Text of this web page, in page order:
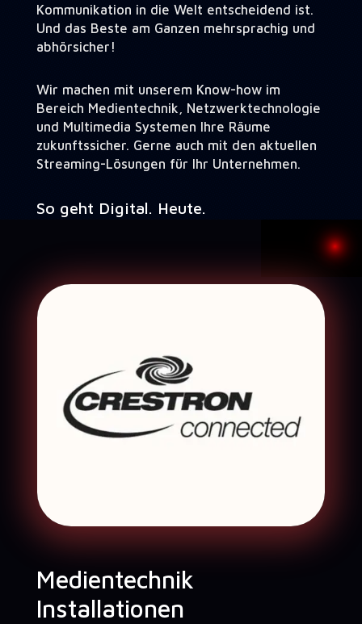
Kommunikation in die Welt entscheidend ist.
Und das Beste am Ganzen mehrsprachig und
abhörsicher!
Wir machen mit unserem Know-how im
Bereich Medientechnik, Netzwerktechnologie
und Multimedia Systemen Ihre Räume
zukunftssicher. Gerne auch mit den aktuellen
Streaming-Lösungen für Ihr Unternehmen.
So geht Digital. Heute.
Medientechnik
Installationen